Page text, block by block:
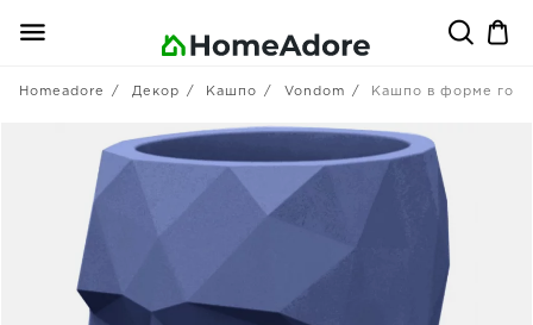
Homeadore Декор Кашпо Vondom Кашпо в форме